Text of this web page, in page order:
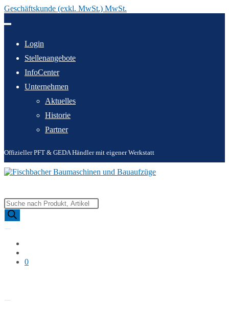
Geschäftskunde (exkl. MwSt.) MwSt.
Inhalt
Login
Stellenangebote
InfoCenter
Unternehmen
Aktuelles
Historie
Partner
Offizieller PFT & GEDA Händler mit eigener Werkstatt
Products
search
0